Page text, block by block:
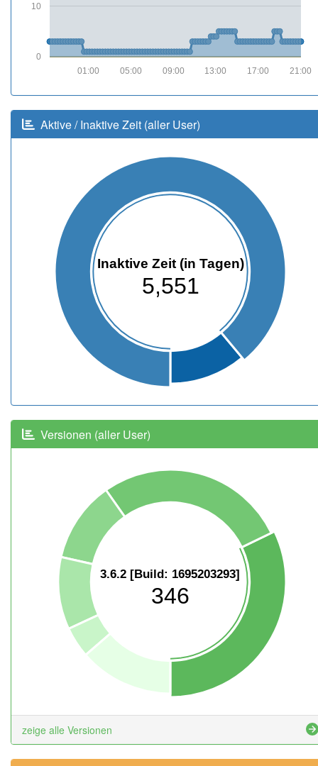
0
10
21:00
17:00
13:00
09:00
05:00
01:00
Aktive / Inaktive Zeit (aller User)
Inaktive Zeit (in Tagen)
5,551
Versionen (aller User)
3.6.2 [Build: 1695203293]
346
zeige alle Versionen